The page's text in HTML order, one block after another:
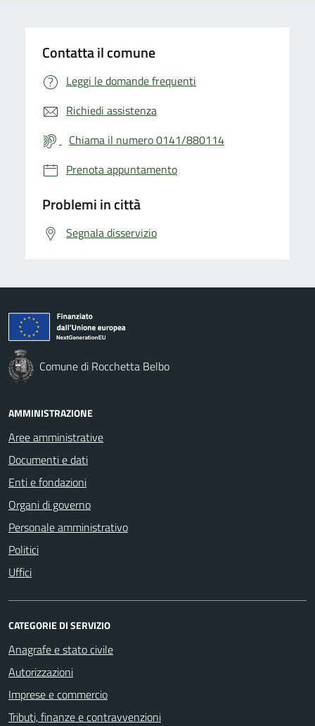
Contatta il comune
Leggi le domande frequenti
Richiedi assistenza
Chiama il numero 0141/880114
Prenota appuntamento
Problemi in città
Segnala disservizio
Comune di Rocchetta Belbo
AMMINISTRAZIONE
Aree amministrative
Documenti e dati
Enti e fondazioni
Organi di governo
Personale amministrativo
Politici
Uffici
CATEGORIE DI SERVIZIO
Anagrafe e stato civile
Autorizzazioni
Imprese e commercio
Tributi, finanze e contravvenzioni